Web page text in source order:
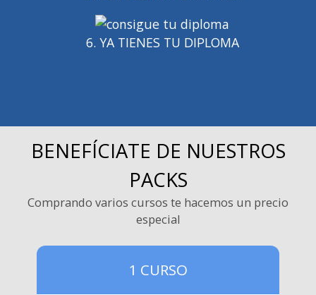
6. YA TIENES TU DIPLOMA
BENEFÍCIATE DE NUESTROS
PACKS
Comprando varios cursos te hacemos un precio
especial
1 CURSO